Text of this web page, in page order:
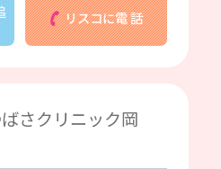
リスコに電 話
さクリニック岡